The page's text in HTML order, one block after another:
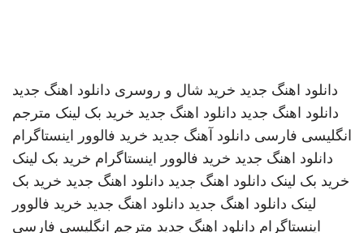
دانلود اهنگ جدید خرید شال و روسری دانلود اهنگ جدید
دانلود اهنگ جدید دانلود اهنگ جدید خرید بک لینک مترجم
انگلیسی فارسی دانلود آهنگ جدید خرید فالوور اینستاگرام
دانلود اهنگ جدید خرید فالوور اینستاگرام خرید بک لینک
خرید بک لینک دانلود اهنگ جدید دانلود اهنگ جدید خرید بک
لینک دانلود اهنگ جدید دانلود اهنگ جدید خرید فالوور
اینستاگرام دانلود اهنگ جدید مترجم انگلیسی فارسی